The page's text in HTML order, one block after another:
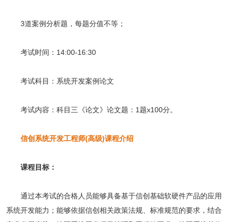
3道案例分析题，每题分值不等；
考试时间：14:00-16:30
考试科目：系统开发案例论文
考试内容：科目三《论文》论文题：1题x100分。
信创系统开发工程师(高级)课程介绍
课程目标：
通过本考试的合格人员能够具备基于信创基础软硬件产品的应用
系统开发能力；能够依据信创相关政策法规、标准规范的要求，结合